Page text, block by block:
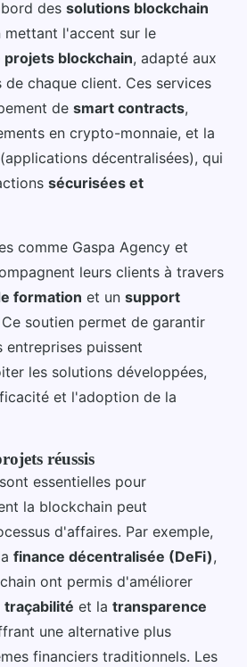
des solutions blockchain
mettant l'accent sur le
blockchain, adapté aux
de chaque client. Ces services
de smart contracts,
en crypto-monnaie, et la
(applications décentralisées), qui
sécurisées et
comme Gaspa Agency et
leurs clients à travers
formation et un support
soutien permet de garantir
entreprises puissent
les solutions développées,
et l'adoption de la
réussis
sont essentielles pour
la blockchain peut
d'affaires. Par exemple,
finance décentralisée (DeFi),
ont permis d'améliorer
traçabilité et la transparence
une alternative plus
financiers traditionnels. Les